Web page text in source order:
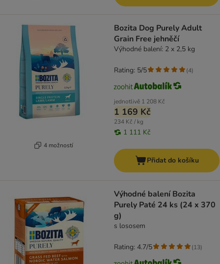
4 možností
Bozita Dog Purely Adult
Grain Free jehněčí
Výhodné balení: 2 x 2,5 kg
jednotlivě 1 208 Kč
1 169 Kč
234 Kč / kg
1 111 Kč
Rating: 5/5 (4)
Přidat do košíku
Výhodné balení Bozita
Purely Paté 24 ks (24 x 370
g)
s lososem
Rating: 4.7/5 (13)